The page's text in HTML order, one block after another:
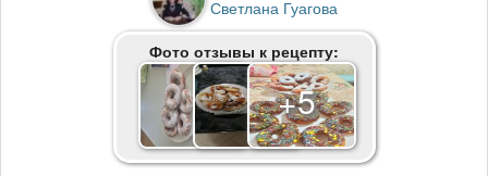
Светлана Гуагова
Фото отзывы к рецепту:
+5